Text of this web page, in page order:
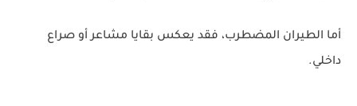
أما الطيران المضطرب، فقد يعكس بقايا مشاعر أو صراع
داخلي.